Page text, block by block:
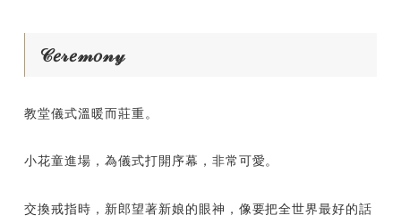
𝒞𝑒𝓇𝑒𝓂𝑜𝓃𝓎
教堂儀式溫暖而莊重。
小花童進場，為儀式打開序幕，非常可愛。
交換戒指時，新郎望著新娘的眼神，像要把全世界最好的話